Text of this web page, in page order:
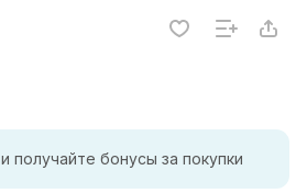
и получайте бонусы за покупки